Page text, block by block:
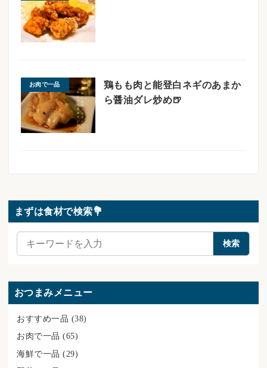
お肉で一品
鶏もも肉と能登白ネギのあまか
ら醤油ダレ炒め🍺
まずは食材で検索💐
検索
おつまみメニュー
おすすめ一品 (38)
お肉で一品 (65)
海鮮で一品 (29)